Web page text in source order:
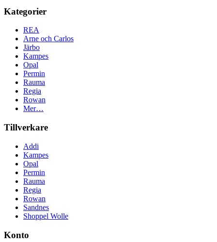
Kategorier
REA
Arne och Carlos
Järbo
Kampes
Opal
Permin
Rauma
Regia
Rowan
Mer…
Tillverkare
Addi
Kampes
Opal
Permin
Rauma
Regia
Rowan
Sandnes
Shoppel Wolle
Konto